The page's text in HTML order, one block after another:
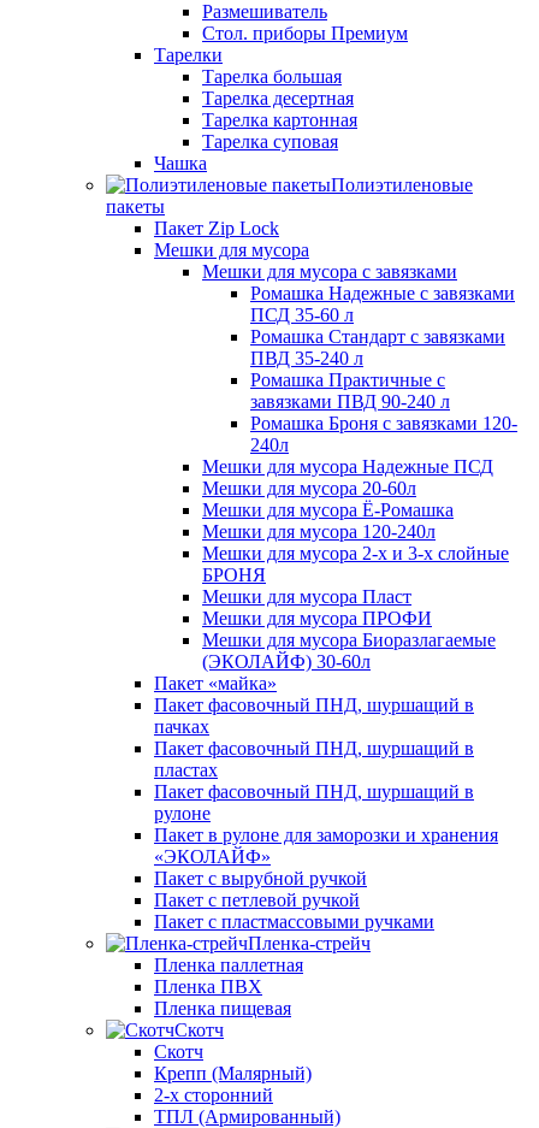
Размешиватель
Стол. приборы Премиум
Тарелки
Тарелка большая
Тарелка десертная
Тарелка картонная
Тарелка суповая
Чашка
Полиэтиленовые
пакеты
Пакет Zip Lock
Мешки для мусора
Мешки для мусора с завязками
Ромашка Надежные с завязками
ПСД 35-60 л
Ромашка Стандарт с завязками
ПВД 35-240 л
Ромашка Практичные с
завязками ПВД 90-240 л
Ромашка Броня с завязками 120-
240л
Мешки для мусора Надежные ПСД
Мешки для мусора 20-60л
Мешки для мусора Ё-Ромашка
Мешки для мусора 120-240л
Мешки для мусора 2-х и 3-х слойные
БРОНЯ
Мешки для мусора Пласт
Мешки для мусора ПРОФИ
Мешки для мусора Биоразлагаемые
(ЭКОЛАЙФ) 30-60л
Пакет «майка»
Пакет фасовочный ПНД, шуршащий в
пачках
Пакет фасовочный ПНД, шуршащий в
пластах
Пакет фасовочный ПНД, шуршащий в
рулоне
Пакет в рулоне для заморозки и хранения
«ЭКОЛАЙФ»
Пакет с вырубной ручкой
Пакет с петлевой ручкой
Пакет с пластмассовыми ручками
Пленка-стрейч
Пленка паллетная
Пленка ПВХ
Пленка пищевая
Скотч
Скотч
Крепп (Малярный)
2-х сторонний
ТПЛ (Армированный)